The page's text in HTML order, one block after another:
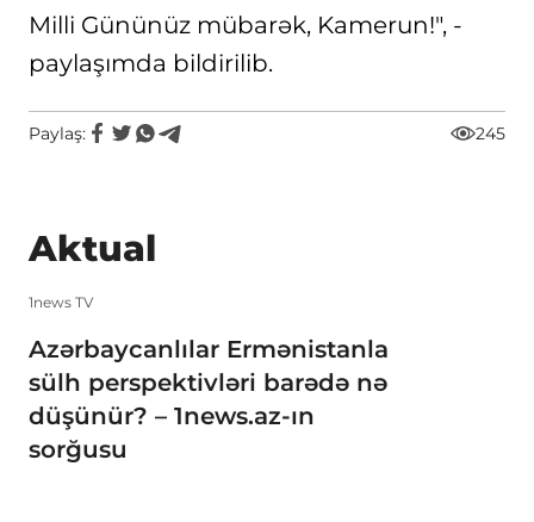
Milli Gününüz mübarək, Kamerun!", -
paylaşımda bildirilib.
Paylaş: 245
Aktual
1news TV
Azərbaycanlılar Ermənistanla
sülh perspektivləri barədə nə
düşünür? – 1news.az-ın
sorğusu